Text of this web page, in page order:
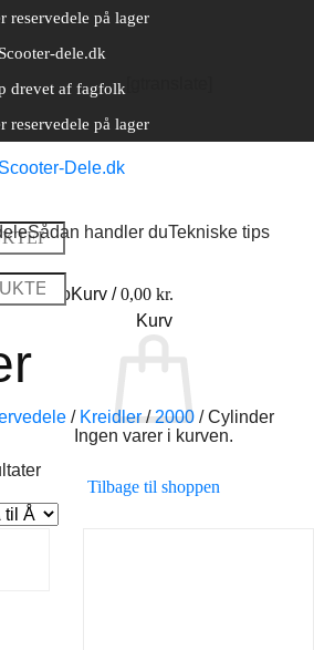
reservedele på lager
dele.dk
drevet af fagfolk
reservedele på lager
Kurv /0,00 kr.
Kurv
Ingen varer i kurven.
Tilbage til shoppen
Sådan handler duTekniske tips
/ Kreidler / 2000 /Cylinder